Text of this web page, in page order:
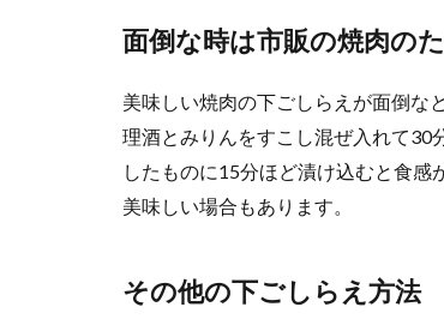
面倒な時は市販の焼肉の
美味しい焼肉の下ごしらえが面倒な
理酒とみりんをすこし混ぜ入れて30
したものに15分ほど漬け込むと食
美味しい場合もあります。
その他の下ごしらえ方法